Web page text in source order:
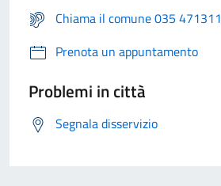
Chiama il comune 035 471311
Prenota un appuntamento
Problemi in città
Segnala disservizio